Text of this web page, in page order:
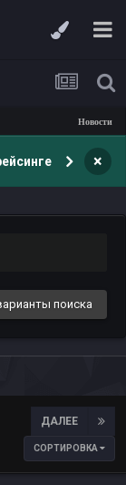
Новости
×
поиска
ДАЛЕЕ
СОРТИРОВКА